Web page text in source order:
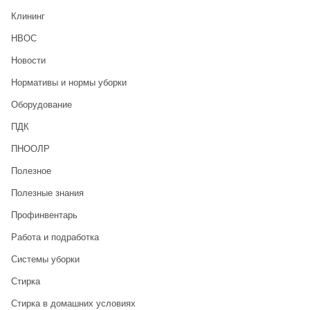
Клининг
НВОС
Новости
Нормативы и нормы уборки
Оборудование
ПДК
ПНООЛР
Полезное
Полезные знания
Профинвентарь
Работа и подработка
Системы уборки
Стирка
Стирка в домашних условиях